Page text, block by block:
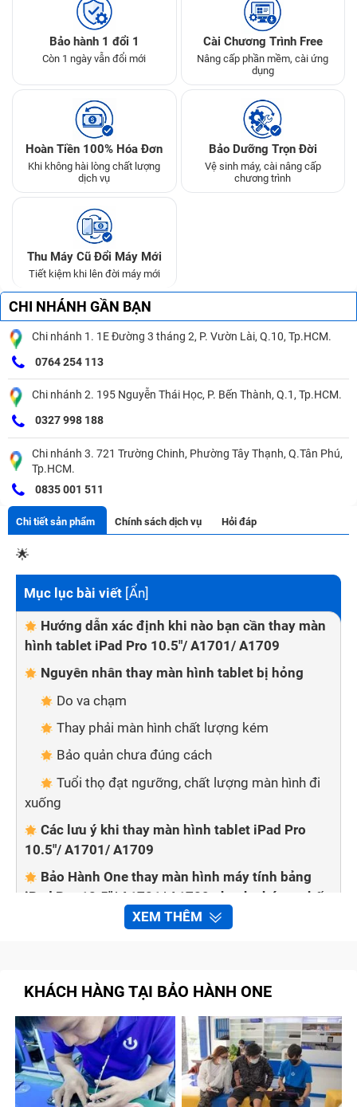
Bảo hành 1 đổi 1
Còn 1 ngày vẫn đổi mới
Cài Chương Trình Free
Nâng cấp phần mềm, cài ứng
dụng
Hoàn Tiền 100% Hóa Đơn
Khi không hài lòng chất lượng
dịch vụ
Bảo Dưỡng Trọn Đời
Vệ sinh máy, cài nâng cấp
chương trình
Thu Máy Cũ Đổi Máy Mới
Tiết kiệm khi lên đời máy mới
CHI NHÁNH GẦN BẠN
Chi nhánh 1. 1E Đường 3 tháng 2, P. Vườn Lài, Q.10, Tp.HCM.
0764 254 113
Chi nhánh 2. 195 Nguyễn Thái Học, P. Bến Thành, Q.1, Tp.HCM.
0327 998 188
Chi nhánh 3. 721 Trường Chinh, Phường Tây Thạnh, Q.Tân Phú,
Tp.HCM.
0835 001 511
Chi tiết sản phẩm Chính sách dịch vụ Hỏi đáp
🌟
Mục lục bài viết [Ẩn]
Hướng dẫn xác định khi nào bạn cần thay màn
hình tablet iPad Pro 10.5"/ A1701/ A1709
Nguyên nhân thay màn hình tablet bị hỏng
Do va chạm
Thay phải màn hình chất lượng kém
Bảo quản chưa đúng cách
Tuổi thọ đạt ngưỡng, chất lượng màn hình đi
xuống
Các lưu ý khi thay màn hình tablet iPad Pro
10.5"/ A1701/ A1709
Bảo Hành One thay màn hình máy tính bảng
iPad Pro 10.5"/ A1701/ A1709 nhanh chóng, chất
hình ảnh một cách rõ nét, chân thực nhất. Tuy nhiên,
đây cũng là bộ phận hay gặp sự cố nhất. Nếu một
ngày, bạn lỡ tay làm rơi chiếc máy tính bảng iPad Pro
10.5"/ A1701/ A1709 thân yêu và màn hình bị bể, bị
XEM THÊM
KHÁCH HÀNG TẠI BẢO HÀNH ONE